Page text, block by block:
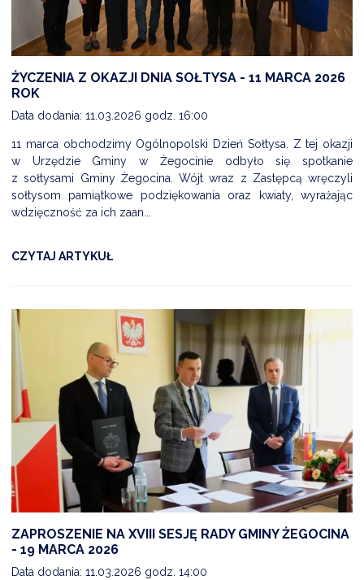
ŻYCZENIA Z OKAZJI DNIA SOŁTYSA - 11 MARCA 2026
ROK
Data dodania: 11.03.2026 godz. 16:00
11 marca obchodzimy Ogólnopolski Dzień Sołtysa. Z tej okazji
w Urzędzie Gminy w Żegocinie odbyło się spotkanie
z sołtysami Gminy Żegocina. Wójt wraz z Zastępcą wręczyli
sołtysom pamiątkowe podziękowania oraz kwiaty, wyrażając
wdzięczność za ich zaan...
CZYTAJ ARTYKUŁ
ZAPROSZENIE NA XVIII SESJĘ RADY GMINY ŻEGOCINA
- 19 MARCA 2026
Data dodania: 11.03.2026 godz. 14:00